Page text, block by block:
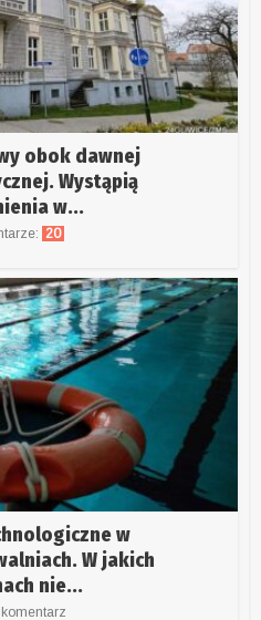
obok dawnej
Wystąpią
w...
20
w
W jakich
nie...